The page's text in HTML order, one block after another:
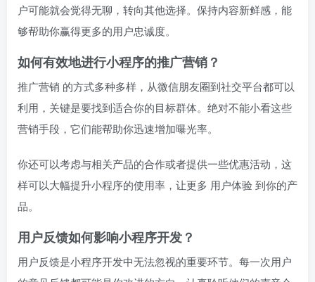
户可能就会觉得无聊，转向其他选择。保持内容新鲜感，能
够帮助你赢得更多的用户忠诚度。
如何有效地进行小程序的推广营销？
推广营销 的方式多种多样，从微信朋友圈到社交平台都可以
利用，关键是要找到适合你的目标群体。绝对不能小看这些
营销手段，它们能帮助你迅速增加曝光率。
你还可以考虑与相关产品的合作或者提供一些优惠活动，这
样可以大幅提升小程序的使用率，让更多 用户体验 到你的产
品。
用户反馈如何影响小程序开发？
用户反馈是小程序开发中无法忽视的重要环节。每一次用户